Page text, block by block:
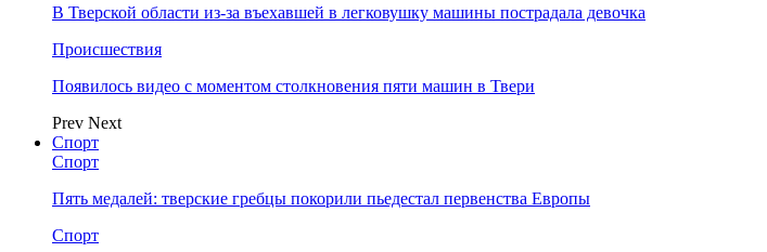
В Тверской области из-за въехавшей в легковушку машины пострадала девочка
Происшествия
Появилось видео с моментом столкновения пяти машин в Твери
Prev Next
Спорт
Спорт
Пять медалей: тверские гребцы покорили пьедестал первенства Европы
Спорт